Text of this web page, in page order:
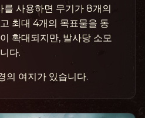
를 사용하면 무기가 8개의
최대 4개의 목표물을 동
확대되지만, 발사당 소모
다.
의 여지가 있습니다.